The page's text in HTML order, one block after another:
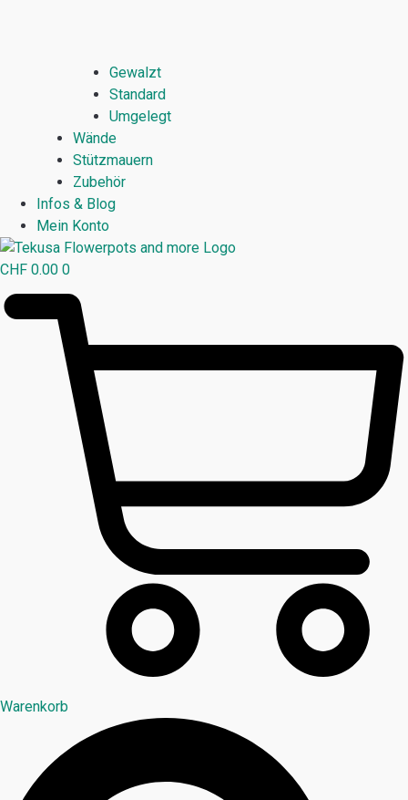
Gewalzt
Standard
Umgelegt
Wände
Stützmauern
Zubehör
Infos & Blog
Mein Konto
CHF 0.00 0
Warenkorb